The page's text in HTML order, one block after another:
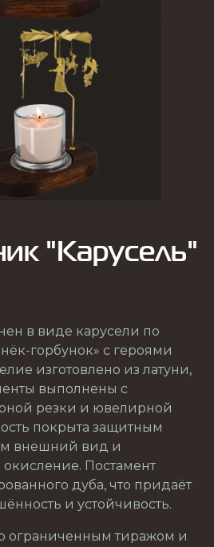
"Карусель"
в виде карусели по
горбунок» с героями
изготовлено из латуни,
выполнены с
резки и ювелирной
покрыта защитным
внешний вид и
Постамент
дуба, что придаёт
и устойчивость.
ограниченным тиражом и